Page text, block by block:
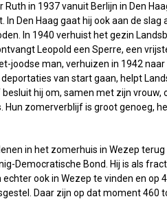
in 1937 vanuit Berlijn in Den
Den Haag gaat hij ook aan de slag
In 1940 verhuist het gezin
Leopold een Sperre, een
joodse man, verhuizen in 1942
van start gaan, helpt
hij om, samen met zijn vrouw,
Hun zomerverblijf is groot genoeg,
in het zomerhuis in Wezep
Democratische Bond. Hij is als
ook in Wezep te vinden en op
Daar zijn op dat moment 460